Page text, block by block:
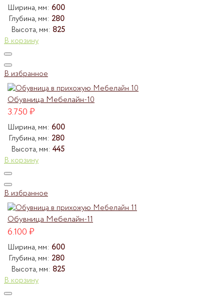
Ширина, мм: 600
Глубина, мм: 280
Высота, мм: 825
В корзину
В избранное
Обувница Мебелайн-10
3.750₽
Ширина, мм: 600
Глубина, мм: 280
Высота, мм: 445
В корзину
В избранное
Обувница Мебелайн-11
6.100₽
Ширина, мм: 600
Глубина, мм: 280
Высота, мм: 825
В корзину